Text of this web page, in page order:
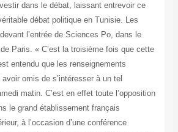
dans le débat, laissant entrevoir ce
débat politique en Tunisie. Les
l’entrée de Sciences Po, dans le
Paris. « C’est la troisième fois que cette
entendu que les renseignements
omis de s’intéresser à un tel
matin. C’est en effet toute l’opposition
le grand établissement français
à l’occasion d’une conférence